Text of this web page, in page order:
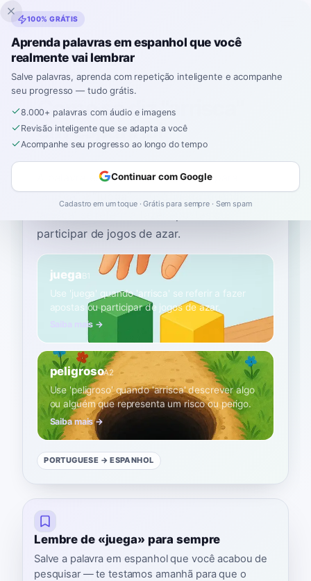
Inklingo
Início›Espanhol›Portuguese → espanhol›arrisca
Como se diz "arrisca"
em espanhol
A palavra espanhola mais comum para
“arrisca”é “juega”—use 'juega' quando
participar de jogos de azar.
juegaB1
Use 'juega' quando 'arrisca' se referir a fazer
apostas ou participar de jogos de azar.
Saiba mais →
peligrosoA2
Use 'peligroso' quando 'arrisca' descrever algo
ou alguém que representa um risco ou perigo.
Saiba mais →
PORTUGUESE → ESPANHOL
Lembre de «juega» para sempre
Salve a palavra em espanhol que você acabou de
pesquisar — te testamos amanhã para que o
100% GRÁTIS
Aprenda palavras em espanhol que você
realmente vai lembrar
Salve palavras, aprenda com repetição inteligente e acompanhe
seu progresso — tudo grátis.
8.000+ palavras com áudio e imagens
Revisão inteligente que se adapta a você
Acompanhe seu progresso ao longo do tempo
Continuar com Google
Cadastro em um toque · Grátis para sempre · Sem spam